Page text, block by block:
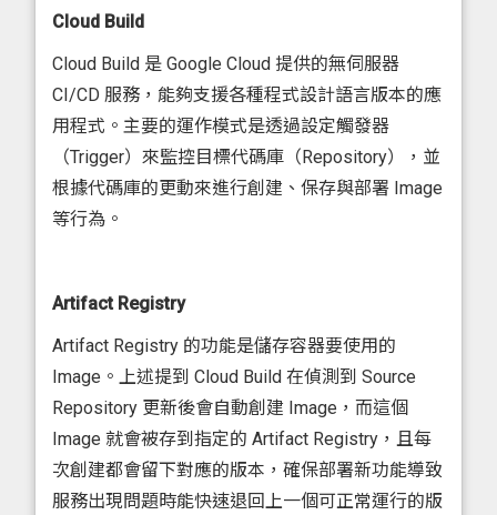
Cloud Build
Cloud Build 是 Google Cloud 提供的無伺服器
CI/CD 服務，能夠支援各種程式設計語言版本的應
用程式。主要的運作模式是透過設定觸發器
（Trigger）來監控目標代碼庫（Repository），並
根據代碼庫的更動來進行創建、保存與部署 Image
等行為。
Artifact Registry
Artifact Registry 的功能是儲存容器要使用的
Image。上述提到 Cloud Build 在偵測到 Source
Repository 更新後會自動創建 Image，而這個
Image 就會被存到指定的 Artifact Registry，且每
次創建都會留下對應的版本，確保部署新功能導致
服務出現問題時能快速退回上一個可正常運行的版